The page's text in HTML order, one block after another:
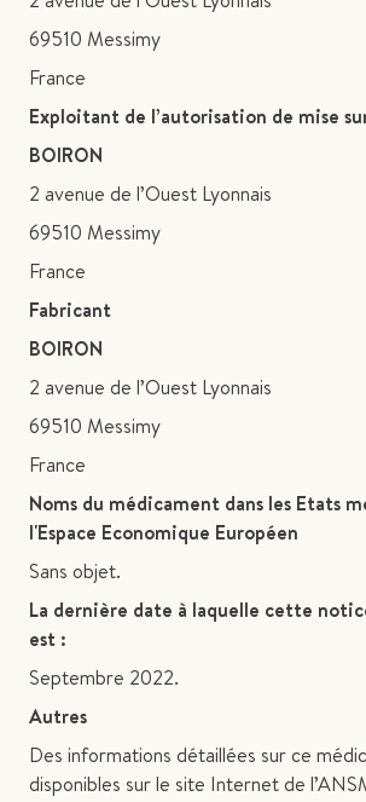
69510 Messimy
France
Exploitant de l’autorisation de mise
BOIRON
2 avenue de l’Ouest Lyonnais
69510 Messimy
France
Fabricant
BOIRON
2 avenue de l’Ouest Lyonnais
69510 Messimy
France
Noms du médicament dans les Etats
l'Espace Economique Européen
Sans objet.
La dernière date à laquelle cette
est :
Septembre 2022.
Autres
Des informations détaillées sur ce
disponibles sur le site Internet de